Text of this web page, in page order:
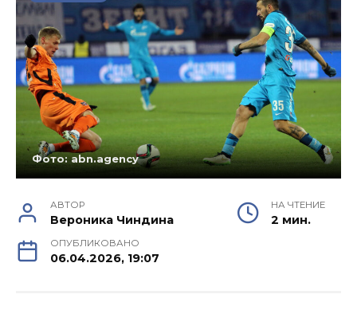
Фото: abn.agency
АВТОР
Вероника Чиндина
НА ЧТЕНИЕ
2 мин.
ОПУБЛИКОВАНО
06.04.2026, 19:07